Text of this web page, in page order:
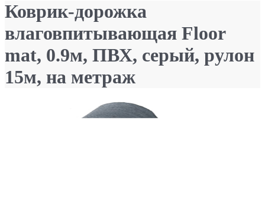
Коврик-дорожка
влаговпитывающая Floor
mat, 0.9м, ПВХ, серый, рулон
15м, на метраж